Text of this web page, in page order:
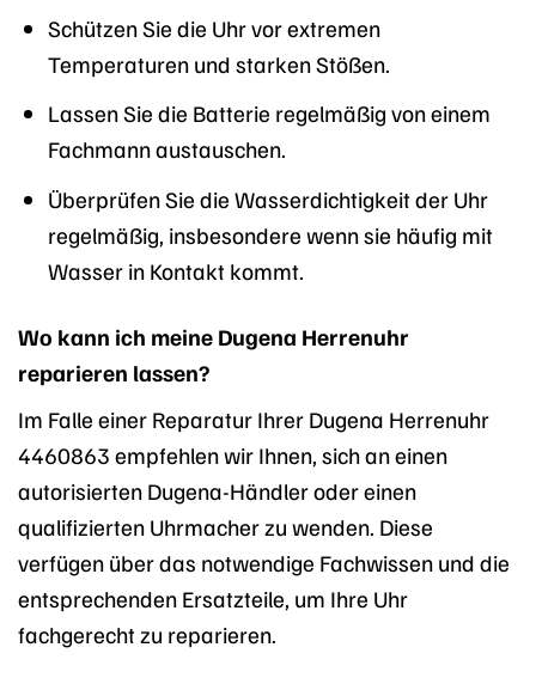
Schützen Sie die Uhr vor extremen
Temperaturen und starken Stößen.
Lassen Sie die Batterie regelmäßig von einem
Fachmann austauschen.
Überprüfen Sie die Wasserdichtigkeit der Uhr
regelmäßig, insbesondere wenn sie häufig mit
Wasser in Kontakt kommt.
Wo kann ich meine Dugena Herrenuhr
reparieren lassen?
Im Falle einer Reparatur Ihrer Dugena Herrenuhr
4460863 empfehlen wir Ihnen, sich an einen
autorisierten Dugena-Händler oder einen
qualifizierten Uhrmacher zu wenden. Diese
verfügen über das notwendige Fachwissen und die
entsprechenden Ersatzteile, um Ihre Uhr
fachgerecht zu reparieren.